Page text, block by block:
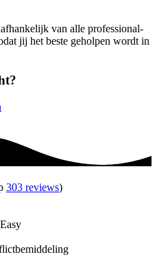
van alle professional-
jij het beste geholpen wordt in
303 reviews)